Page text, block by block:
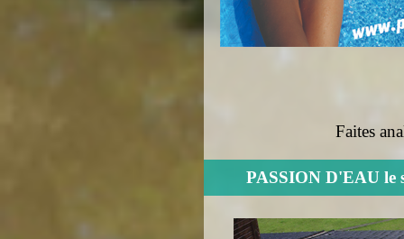
Faites
PASSION D'EAU le